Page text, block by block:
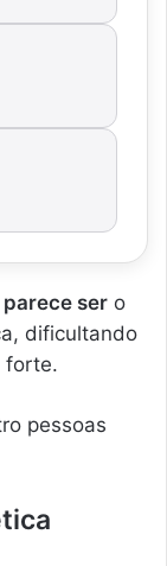
parece ser o
dificultando
forte.
pessoas